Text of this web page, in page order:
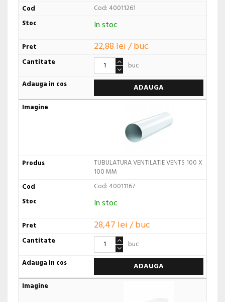
Cod: 40011261
In stoc
22,88 lei / buc
buc
ADAUGA
TUBULATURA VENTILATIE VENTS 100 X
100 MM
Cod: 40011167
In stoc
28,47 lei / buc
buc
ADAUGA